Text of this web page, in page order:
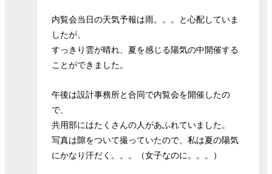
内覧会当日の天気予報は雨。。。と心配していま
したが、
すっきり雲が晴れ、夏を感じる陽気の中開催する
ことができました。
午後は設計事務所と合同で内覧会を開催したの
で、
共用部にはたくさんの人があふれていました。
写真は隙をついて撮っていたので、私は夏の陽気
にかなり汗だく。。。（女子なのに。。。）